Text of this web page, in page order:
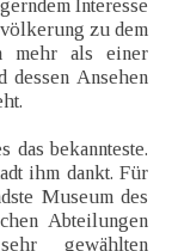
Interesse
zu dem
mehr als einer
Ansehen
das bekannteste.
ihm dankt. Für
Museum des
Abteilungen
gewählten